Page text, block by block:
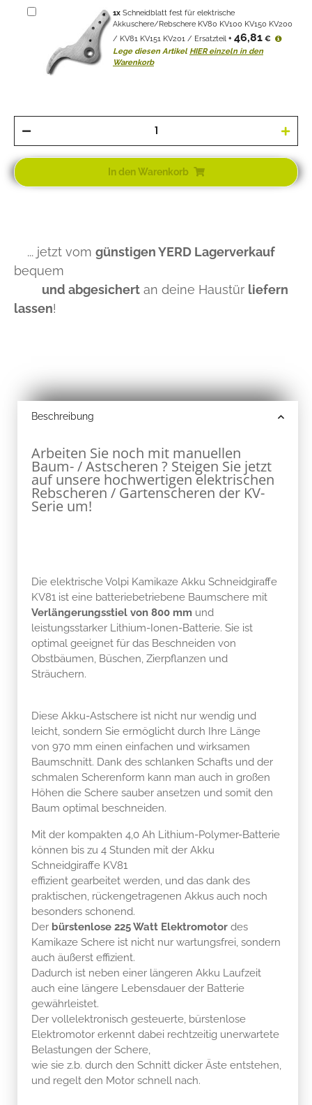
1x Schneidblatt fest für elektrische
Akkuschere/Rebschere KV80 KV100 KV150 KV200
/ KV81 KV151 KV201 / Ersatzteil + 46,81 €
Lege diesen Artikel HIER einzeln in den
Warenkorb
In den Warenkorb
... jetzt vom günstigen YERD Lagerverkauf
bequem
und abgesichert an deine Haustür liefern
lassen!
Beschreibung
Arbeiten Sie noch mit manuellen
Baum- / Astscheren ? Steigen Sie jetzt
auf unsere hochwertigen elektrischen
Rebscheren / Gartenscheren der KV-
Serie um!
Die elektrische Volpi Kamikaze Akku Schneidgiraffe
KV81 ist eine batteriebetriebene Baumschere mit
Verlängerungsstiel von 800 mm und
leistungsstarker Lithium-Ionen-Batterie. Sie ist
optimal geeignet für das Beschneiden von
Obstbäumen, Büschen, Zierpflanzen und
Sträuchern.
Diese Akku-Astschere ist nicht nur wendig und
leicht, sondern Sie ermöglicht durch Ihre Länge
von 970 mm einen einfachen und wirksamen
Baumschnitt. Dank des schlanken Schafts und der
schmalen Scherenform kann man auch in großen
Höhen die Schere sauber ansetzen und somit den
Baum optimal beschneiden.
Mit der kompakten 4,0 Ah Lithium-Polymer-Batterie
können bis zu 4 Stunden mit der Akku
Schneidgiraffe KV81
effizient gearbeitet werden, und das dank des
praktischen, rückengetragenen Akkus auch noch
besonders schonend.
Der bürstenlose 225 Watt Elektromotor des
Kamikaze Schere ist nicht nur wartungsfrei, sondern
auch äußerst effizient.
Dadurch ist neben einer längeren Akku Laufzeit
auch eine längere Lebensdauer der Batterie
gewährleistet.
Der vollelektronisch gesteuerte, bürstenlose
Elektromotor erkennt dabei rechtzeitig unerwartete
Belastungen der Schere,
wie sie z.b. durch den Schnitt dicker Äste entstehen,
und regelt den Motor schnell nach.